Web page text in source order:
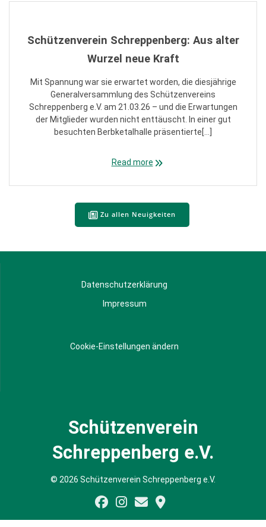
​Schützenverein Schreppenberg: Aus alter
Wurzel neue Kraft
Mit Spannung war sie erwartet worden, die diesjährige
Generalversammlung des Schützenvereins
Schreppenberg e.V. am 21.03.26 – und die Erwartungen
der Mitglieder wurden nicht enttäuscht. In einer gut
besuchten Berbketalhalle präsentierte[…]
Read more
Zu allen Neuigkeiten
Datenschutzerklärung
Impressum
Cookie-Einstellungen ändern
Schützenverein
Schreppenberg e.V.
© 2026 Schützenverein Schreppenberg e.V.